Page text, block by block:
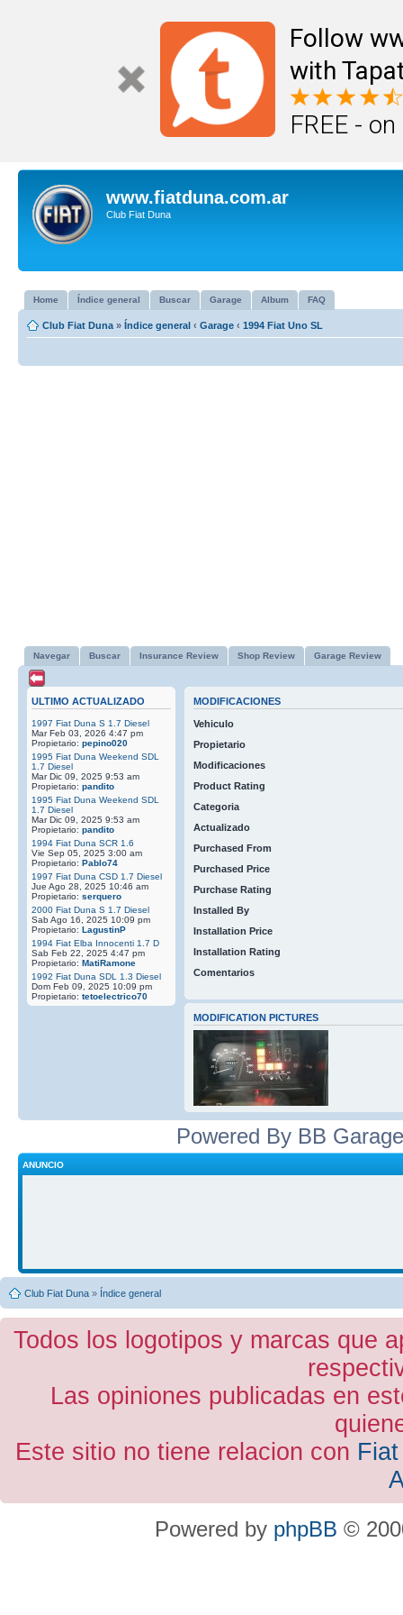
Follow
with
FREE -
www.fiatduna.com.ar
Club Fiat Duna
Home Índice general Buscar Garage Album FAQ
Club Fiat Duna » Índice general ‹ Garage ‹ 1994 Fiat Uno SL
Navegar Buscar Insurance Review Shop Review Garage Review
ULTIMO ACTUALIZADO
1997 Fiat Duna S 1.7 Diesel
Mar Feb 03, 2026 4:47 pm
Propietario: pepino020
1995 Fiat Duna Weekend SDL
1.7 Diesel
Mar Dic 09, 2025 9:53 am
Propietario: pandito
1995 Fiat Duna Weekend SDL
1.7 Diesel
Mar Dic 09, 2025 9:53 am
Propietario: pandito
1994 Fiat Duna SCR 1.6
Vie Sep 05, 2025 3:00 am
Propietario: Pablo74
1997 Fiat Duna CSD 1.7 Diesel
Jue Ago 28, 2025 10:46 am
Propietario: serquero
2000 Fiat Duna S 1.7 Diesel
Sab Ago 16, 2025 10:09 pm
Propietario: LagustinP
1994 Fiat Elba Innocenti 1.7 D
Sab Feb 22, 2025 4:47 pm
Propietario: MatiRamone
1992 Fiat Duna SDL 1.3 Diesel
Dom Feb 09, 2025 10:09 pm
Propietario: tetoelectrico70
MODIFICACIONES
Vehiculo
Propietario
Modificaciones
Product Rating
Categoria
Actualizado
Purchased From
Purchased Price
Purchase Rating
Installed By
Installation Price
Installation Rating
Comentarios
MODIFICATION PICTURES
Powered By BB
ANUNCIO
Club Fiat Duna » Índice general
Todos los logotipos y marcas que
Las opiniones publicadas en
Este sitio no tiene relacion con
Powered by phpBB ©